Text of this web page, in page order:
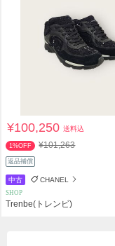
¥100,250送料込
1%OFF ¥101,263
返品補償
中古 CHANEL
SHOP
Trenbe(トレンビ)